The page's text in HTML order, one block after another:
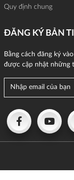
Quy định chung
ĐĂNG KÝ BẢN
Bằng cách đăng ký
được cập nhật những